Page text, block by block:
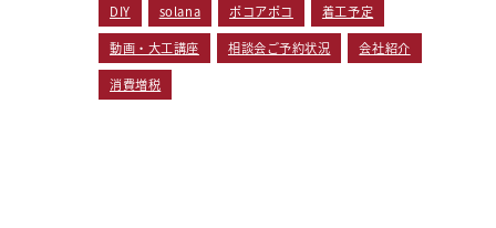
DIY solana ポコアポコ 着工予定
動画・大工講座 相談会ご予約状況 会社紹介
消費増税